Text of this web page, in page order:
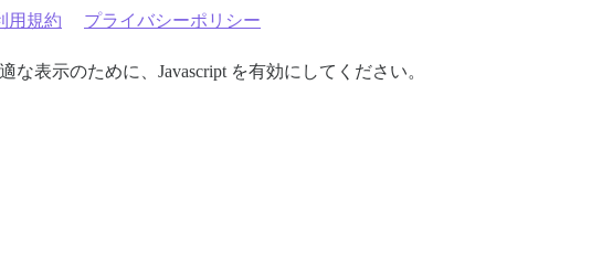
用規約 プライバシーポリシー
な表示のために、Javascript を有効にしてください。